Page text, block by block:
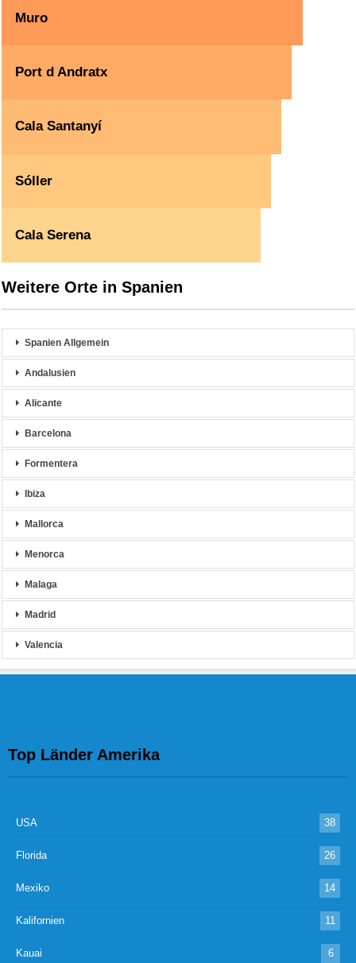
Muro
Port d Andratx
Cala Santanyí
Sóller
Cala Serena
Weitere Orte in Spanien
Spanien Allgemein
Andalusien
Alicante
Barcelona
Formentera
Ibiza
Mallorca
Menorca
Malaga
Madrid
Valencia
Top Länder Amerika
USA 38
Florida 26
Mexiko 14
Kalifornien 11
Kauai 6